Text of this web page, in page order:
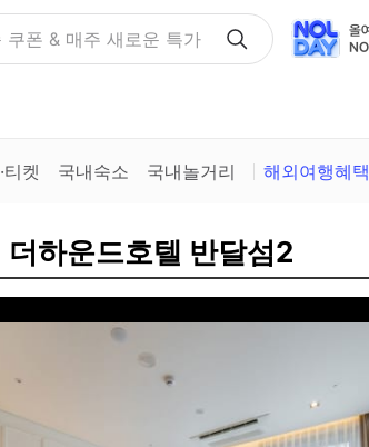
대 70% 여행 혜택
티켓 국내숙소 국내놀거리 해외여행혜택
하운드호텔 반달섬2